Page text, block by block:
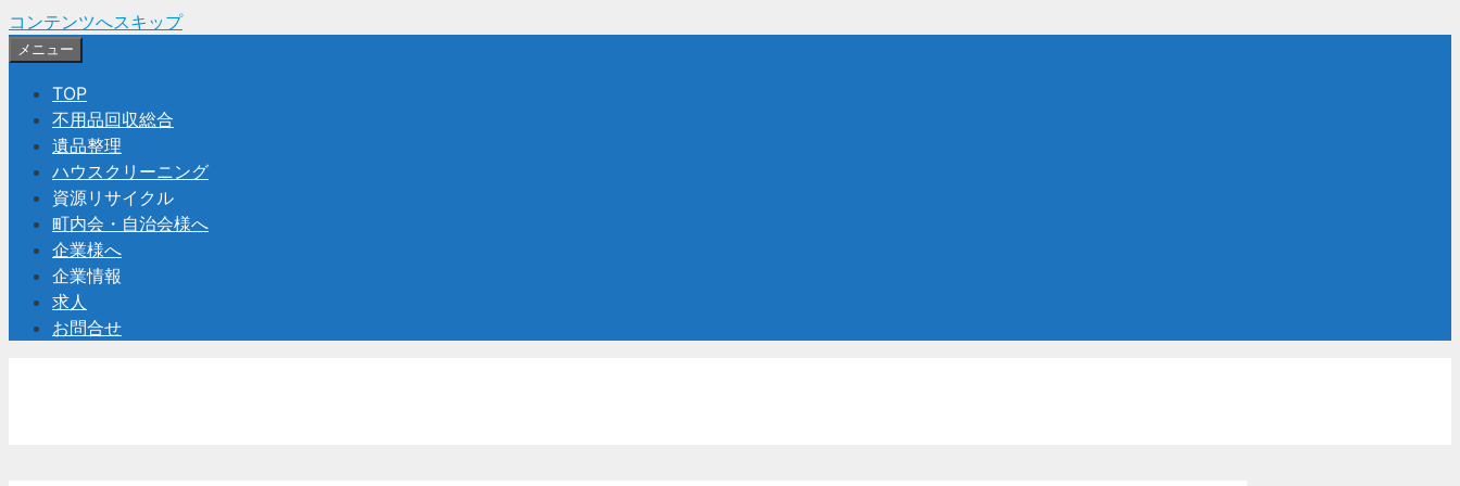
コンテンツへスキップ
メニュー
TOP
不用品回収総合
遺品整理
ハウスクリーニング
資源リサイクル
町内会・自治会様へ
企業様へ
企業情報
求人
お問合せ